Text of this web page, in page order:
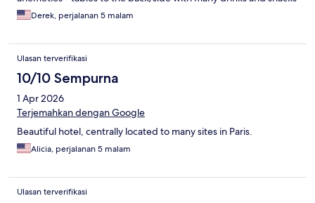
available to purchase. There were pastries available at the front
desk, too. People mention the small elevator and rooms; but it is
the end of the day. The daily housekeeping is excellent. I
mentioned the excellent, helpful staff and convenient location
in my earlier review. We will definitely return to this hotel when
we return to Paris.
Derek, perjalanan 5 malam
Ulasan terverifikasi
10/10 Sempurna
1 Apr 2026
Terjemahkan dengan Google
Beautiful hotel, centrally located to many sites in Paris.
Alicia, perjalanan 5 malam
Ulasan terverifikasi